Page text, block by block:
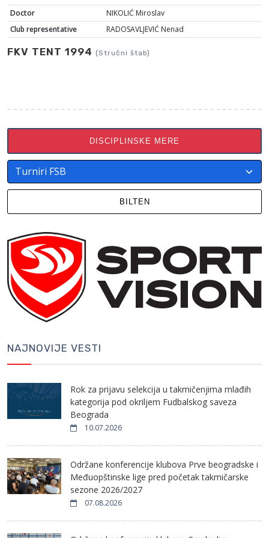
Doctor
NIKOLIĆ Miroslav
Club representative
RADOSAVLJEVIĆ Nenad
FKV TENT 1994 (Stručni štab)
DISCIPLINSKE MERE
BILTEN
NAJNOVIJE VESTI
Rok za prijavu selekcija u takmičenjima mlađih
kategorija pod okriljem Fudbalskog saveza
Beograda
10.07.2026
Održane konferencije klubova Prve beogradske i
Međuopštinske lige pred početak takmičarske
sezone 2026/2027
07.08.2026